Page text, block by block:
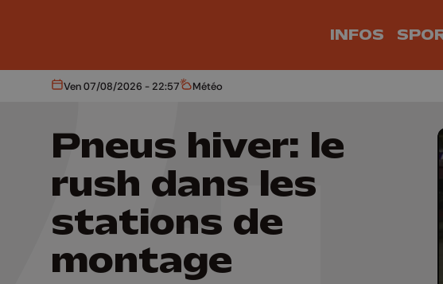
INFOS
Aujourd'hui
Ven 07/08/2026 - 22:57 Météo
Météo
Pneus hiver: le
rush dans les
stations de
montage